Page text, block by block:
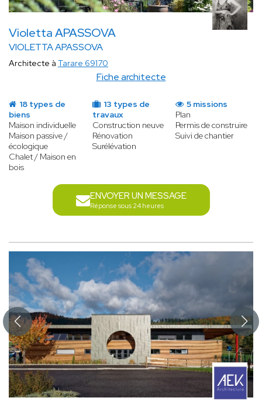
Violetta APASSOVA
VIOLETTA APASSOVA
Fiche architecte
Architecte à Tarare 69170
18 types de
biens
Maison individuelle
Maison passive /
écologique
Chalet / Maison en
bois
13 types de
travaux
Construction neuve
Rénovation
Surélévation
5 missions
Plan
Permis de construire
Suivi de chantier
ENVOYER UN MESSAGE
Réponse sous 24 heures